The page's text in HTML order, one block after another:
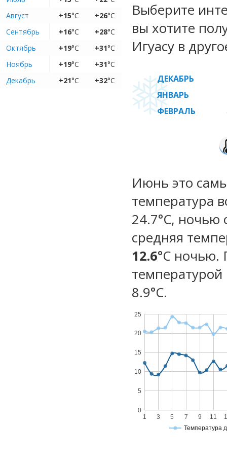
Август
+15°C +26°C
Сентябрь
+16°C +28°C
Октябрь
+19°C +31°C
Ноябрь
+19°C +31°C
Декабрь
+21°C +32°C
Выберите
вы хотите
Игуасу в
ДЕКАБРЬ
ЯНВАРЬ
ФЕВРАЛЬ
Июнь это
температура
24.7°C, ночью
средняя
12.6°C
температурой
8.9°С.
Температура
1 3 5 7 9 11
0
5
10
15
20
25